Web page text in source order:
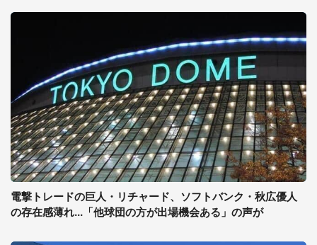
電撃トレードの巨人・リチャード、ソフトバンク・秋広優人
の存在感薄れ...「他球団の方が出場機会ある」の声が